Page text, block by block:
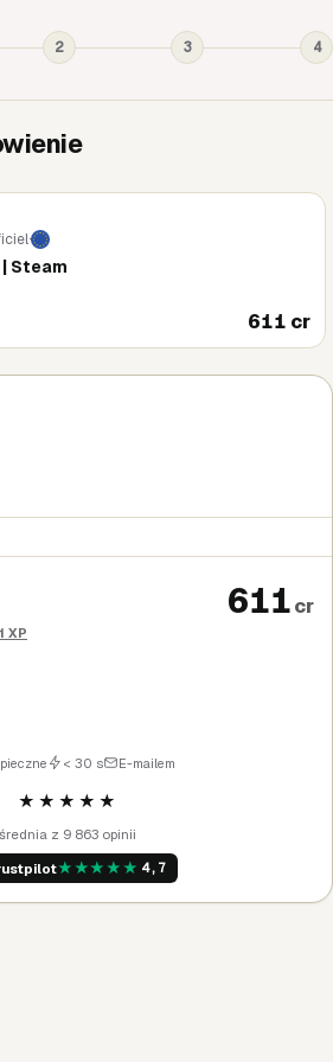
2 3 4
·
Steam
611 cr
XP
611cr
< 30 s E-mailem
★★★★★
średnia z 9 863 opinii
★★★★★ 4,7